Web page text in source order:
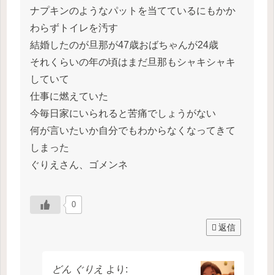
ナプキンのようなパットを当てているにもかか
わらずトイレを汚す
結婚したのが旦那が47歳おばちゃんが24歳
それくらいの年の頃はまだ旦那もシャキシャキ
していて
仕事に燃えていた
今毎日家にいられると苦痛でしょうがない
何が言いたいか自分でもわからなくなってきて
しまった
ぐりえさん、ゴメンネ
0
返信
どん ぐりえ より: